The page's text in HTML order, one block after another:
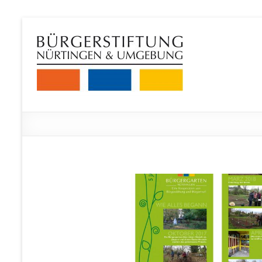
Inhalt
springen
Bürgerstiftung
Nürtingen
Umgebung